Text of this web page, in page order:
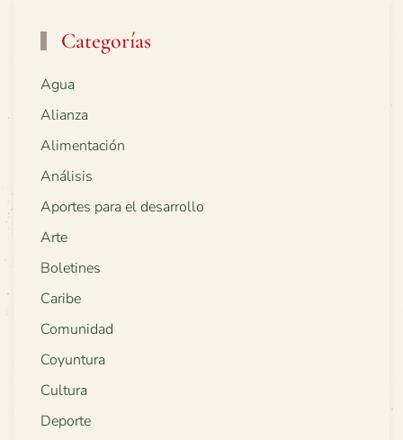
Categorías
Agua
Alianza
Alimentación
Análisis
Aportes para el desarrollo
Arte
Boletines
Caribe
Comunidad
Coyuntura
Cultura
Deporte